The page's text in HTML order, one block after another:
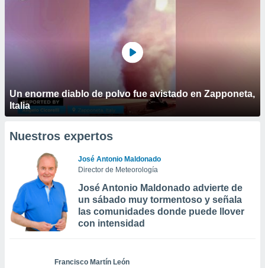
Un enorme diablo de polvo fue avistado en Zapponeta,
Italia
Nuestros expertos
José Antonio Maldonado
Director de Meteorología
José Antonio Maldonado advierte de
un sábado muy tormentoso y señala
las comunidades donde puede llover
con intensidad
Francisco Martín León